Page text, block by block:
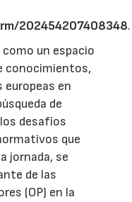
202454207408348.
un espacio
conocimientos,
europeas en
de
desafíos
que
jornada, se
de las
(OP) en la